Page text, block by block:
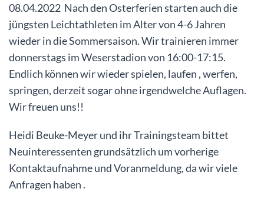
08.04.2022 Nach den Osterferien starten auch die
jüngsten Leichtathleten im Alter von 4-6 Jahren
wieder in die Sommersaison. Wir trainieren immer
donnerstags im Weserstadion von 16:00-17:15.
Endlich können wir wieder spielen, laufen , werfen,
springen, derzeit sogar ohne irgendwelche Auflagen.
Wir freuen uns!!
Heidi Beuke-Meyer und ihr Trainingsteam bittet
Neuinteressenten grundsätzlich um vorherige
Kontaktaufnahme und Voranmeldung, da wir viele
Anfragen haben .